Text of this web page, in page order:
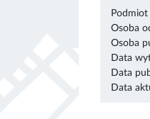
Osoba
Osoba
Data
Data
Data